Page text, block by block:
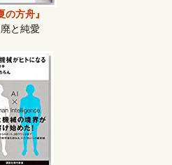
の方舟』
と純愛